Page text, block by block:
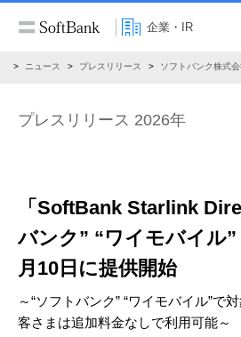
企業・IR
ニュース プレスリリース ソフトバンク株式会
プレスリリース 2026年
「SoftBank Starlink
バンク” “ワイモバイル
月10日に提供開始
～“ソフトバンク” “ワイモバイル”で
客さまは追加料金なしで利用可能～